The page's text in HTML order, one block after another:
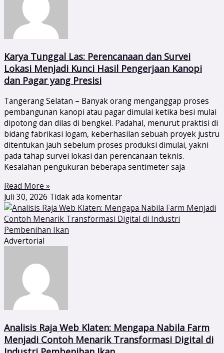
Karya Tunggal Las: Perencanaan dan Survei
Lokasi Menjadi Kunci Hasil Pengerjaan Kanopi
dan Pagar yang Presisi
Tangerang Selatan – Banyak orang menganggap proses
pembangunan kanopi atau pagar dimulai ketika besi mulai
dipotong dan dilas di bengkel. Padahal, menurut praktisi di
bidang fabrikasi logam, keberhasilan sebuah proyek justru
ditentukan jauh sebelum proses produksi dimulai, yakni
pada tahap survei lokasi dan perencanaan teknis.
Kesalahan pengukuran beberapa sentimeter saja
Read More »
Juli 30, 2026 Tidak ada komentar
Advertorial
Analisis Raja Web Klaten: Mengapa Nabila Farm
Menjadi Contoh Menarik Transformasi Digital di